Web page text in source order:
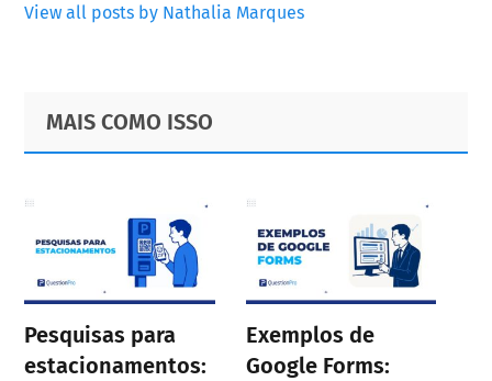
View all posts by Nathalia Marques
Primary
Sidebar
Footer
MAIS COMO ISSO
Pesquisas para
estacionamentos:
Exemplos de
Google Forms: